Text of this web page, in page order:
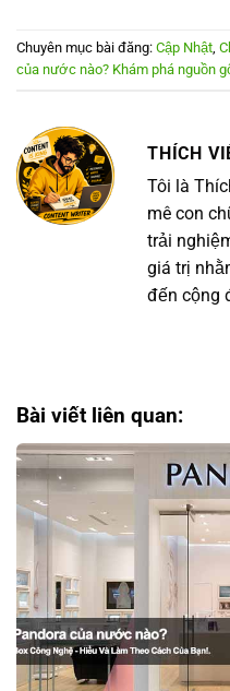
Chuyên mục bài đăng: Cập Nhật,
của nước nào? Khám phá nguồn
THÍCH
Tôi là
mê con
trải
giá trị
đến cộng
Bài viết liên quan: